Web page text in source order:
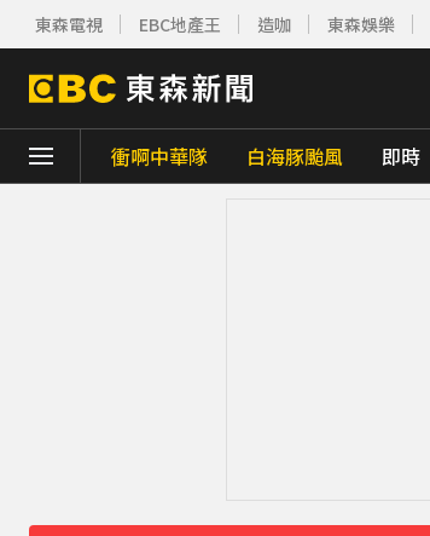
東森電視 EBC地產王 造咖 東森娛樂
衝啊中華隊 白海豚颱風 即時